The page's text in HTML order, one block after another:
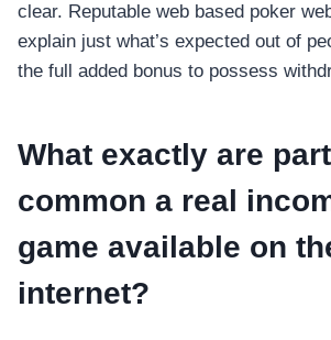
clear. Reputable web based poker
explain just what’s expected out of
the full added bonus to possess
What exactly are
common a real
game available on
internet?